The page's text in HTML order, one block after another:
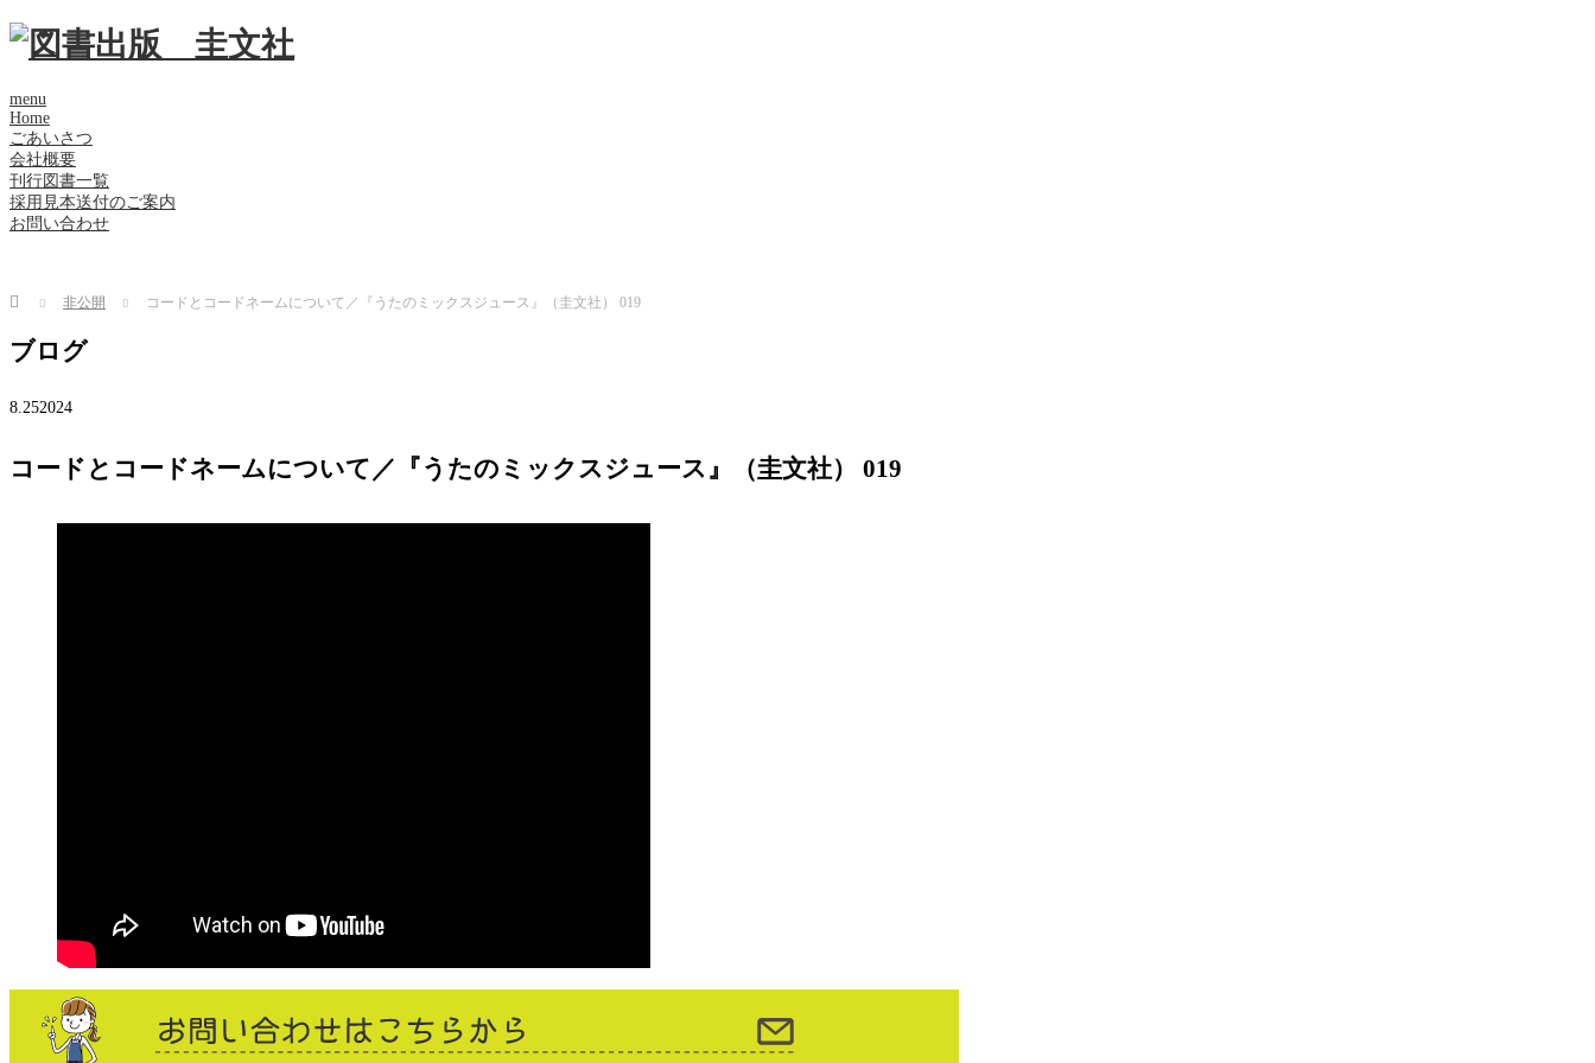
menu
Home
ごあいさつ
会社概要
刊行図書一覧
採用見本送付のご案内
お問い合わせ
Home 非公開 コードとコードネームについて／『うたのミックスジュース』（圭文社） 019
ブログ
8.252024
コードとコードネームについて／『うたのミックスジュース』（圭文社） 019